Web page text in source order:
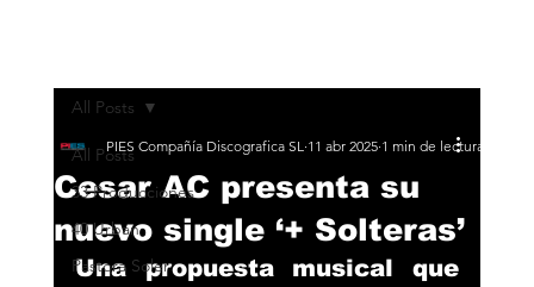
All Posts
33 Producciones
40 Urban
Pastora Soler
All Posts
Cesar AC presenta su
nuevo single ‘+ Solteras’
PIES Compañía Discografica SL 11 abr 2025 1 min de lectura
Una propuesta musical que